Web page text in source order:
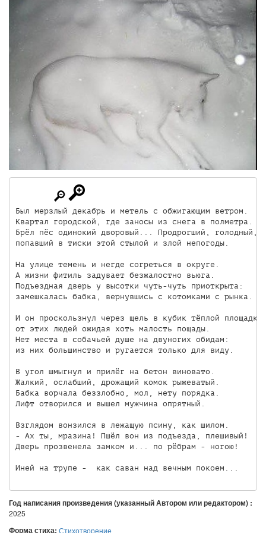
Был мерзлый декабрь и метель с обжигающим ветром.
Квартал городской, где заносы из снега в полметра.
Брёл пёс одинокий дворовый... Продрогший, голодный,
попавший в тиски этой стылой и злой непогоды.
На улице темень и негде согреться в округе.
А жизни фитиль задувает безжалостно вьюга.
Подъездная дверь у высотки чуть-чуть приоткрыта:
замешкалась бабка, вернувшись с котомками с рынка.
И он проскользнул через щель в кубик тёплой
от этих людей ожидая хоть малость пощады.
Нет места в собачьей душе на двуногих обидам:
из них большинство и ругается только для виду.
В угол шмыгнул и прилёг на бетон виновато.
Жалкий, ослабший, дрожащий комок рыжеватый.
Бабка ворчала беззлобно, мол, нету порядка.
Лифт отворился и вышел мужчина опрятный.
Взглядом вонзился в лежащую псину, как шилом.
- Ах ты, мразина! Пшёл вон из подъезда, плешивый!
Дверь прозвенела замком и... по рёбрам - ногою!
Иней на трупе -  как саван над вечным покоем...
Год написания произведения (указанный Автором или редактором) :
2025
Форма стиха: Стихотворение